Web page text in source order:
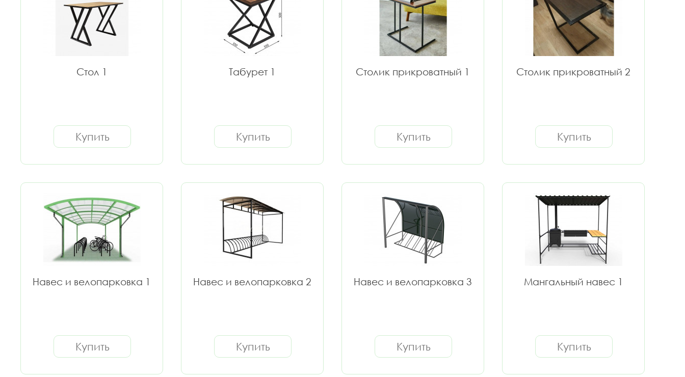
Стол 1
Купить
Табурет 1
Купить
Столик прикроватный 1
Купить
Столик прикроватный 2
Купить
Навес и велопарковка 1
Купить
Навес и велопарковка 2
Купить
Навес и велопарковка 3
Купить
Мангальный навес 1
Купить